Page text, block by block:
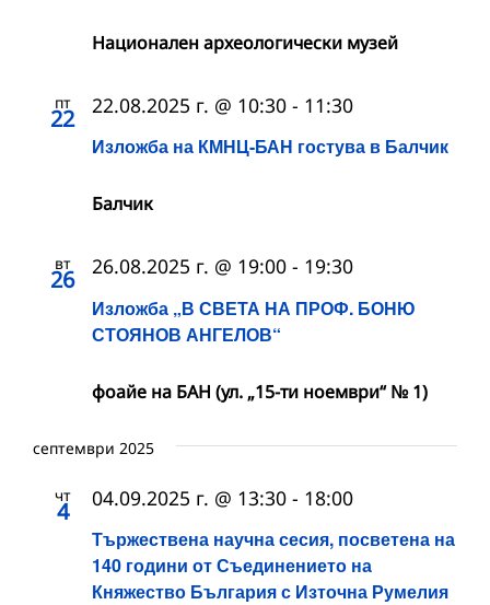
Национален археологически музей
пт
22
Изложба на КМНЦ-БАН гостува в Балчик
22.08.2025 г. @ 10:30 - 11:30
Балчик
вт
26
Изложба „В СВЕТА НА ПРОФ. БОНЮ
СТОЯНОВ АНГЕЛОВ“
26.08.2025 г. @ 19:00 - 19:30
фоайе на БАН (ул. „15-ти ноември“ № 1)
септември 2025
чт
4
Тържествена научна сесия, посветена на
140 години от Съединението на
Княжество България с Източна Румелия
04.09.2025 г. @ 13:30 - 18:00